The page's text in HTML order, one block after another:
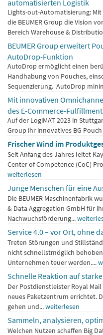
BEUMER Group setzt neue
automatisierten Logistik
Lights-out-Automatisierung: Mit
die BEUMER Group die Vision
Bereich Warehouse &
BEUMER Group erweitert
AutoDrop-Funktion
AutoDrop ermöglicht einen
Handhabung von Pouches,
Sequenzierung. AutoDrop
Mit innovativen
des E-Commerce-
Auf der LogiMAT 2023 in
Group ihr innovatives BG Pouch
Frischer Wind im
Seit Anfang des Jahres leitet
Center of Competence (CoC)
weiterlesen
Junge Menschen für eine
Die BEUMER Maschinenfabrik
& Data Aggregation GmbH für
Nachwuchsförderung...
Service 4.0 – vor Ort, ohne
Treten Störungen und
nicht schnellstmöglich
Unternehmen teuer werden....
Schnelle Reaktion auf
Der Postdienstleister Royal
neues Paketzentrum errichtet.
gehen und...weiterlesen